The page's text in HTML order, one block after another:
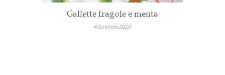
Gallette fragole e menta
4 Gennaio 2020